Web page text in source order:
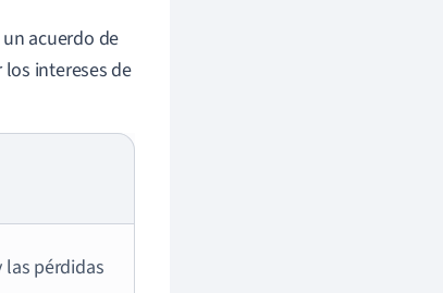
acuerdo de
intereses de
las pérdidas